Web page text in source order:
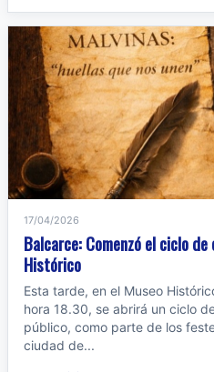
17/04/2026
Balcarce: Comenzó el ciclo
Histórico
Esta tarde, en el Museo
hora 18.30, se abrirá un ciclo
público, como parte de los
ciudad de...